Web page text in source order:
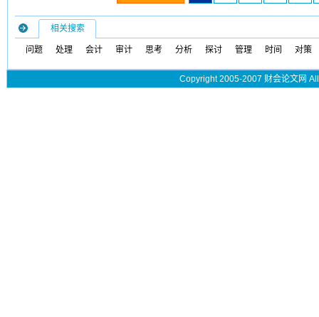
相关搜索
问题 处理 会计 审计 思考 分析 探讨 管理 时间 对策
Copyright 2005-2007 财会论文网